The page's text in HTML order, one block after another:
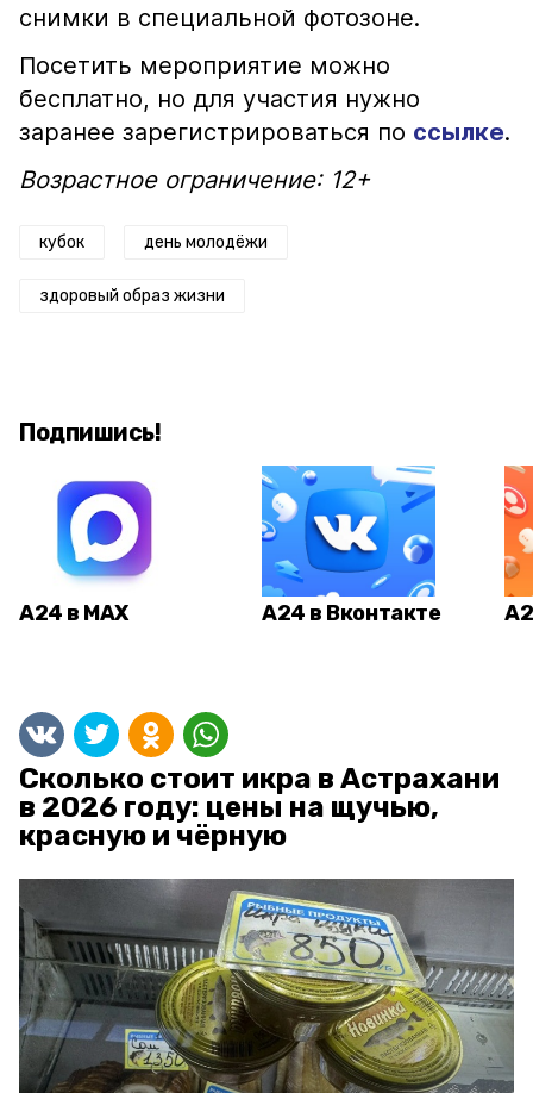
снимки в специальной фотозоне.
Посетить мероприятие можно
бесплатно, но для участия нужно
заранее зарегистрироваться по ссылке.
Возрастное ограничение: 12+
кубок день молодёжи
здоровый образ жизни
Подпишись!
А24 в MAX А24 в Вконтакте
Сколько стоит икра в Астрахани
в 2026 году: цены на щучью,
красную и чёрную